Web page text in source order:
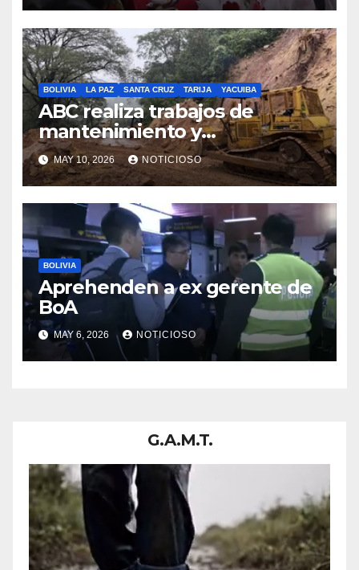
desempeñan en beneficio de
la población
BOLIVIA LA PAZ SANTA CRUZ TARIJA YACUIBA
ABC realiza trabajos de
mantenimiento y
conservación vial en la ruta a
los Valles cruceños
MAY 10, 2026 NOTICIOSO
BOLIVIA
Aprehenden a ex gerente de
BoA
MAY 6, 2026 NOTICIOSO
G.A.M.T.